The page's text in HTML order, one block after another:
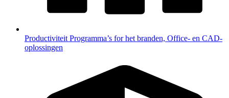
Productiviteit Programma’s for het branden, Office- en CAD-
oplossingen